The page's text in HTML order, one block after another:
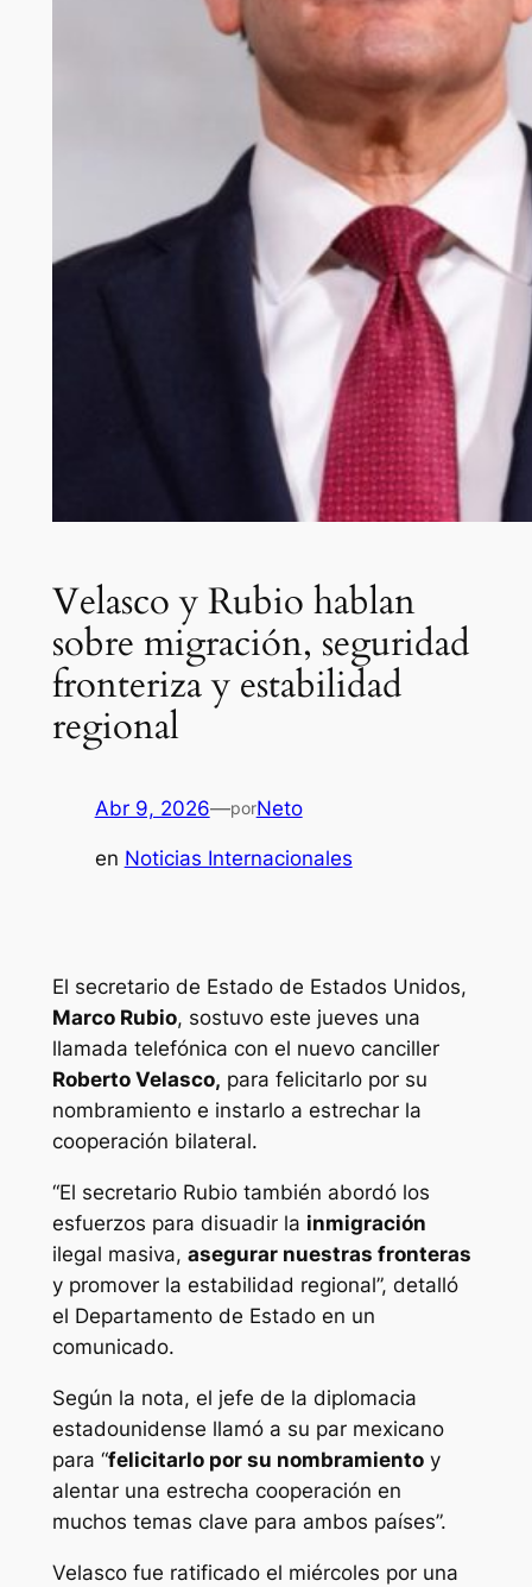
Velasco y Rubio hablan
sobre migración, seguridad
fronteriza y estabilidad
regional
Abr 9, 2026—porNeto
en Noticias Internacionales
El secretario de Estado de Estados Unidos,
Marco Rubio, sostuvo este jueves una
llamada telefónica con el nuevo canciller
Roberto Velasco, para felicitarlo por su
nombramiento e instarlo a estrechar la
cooperación bilateral.
“El secretario Rubio también abordó los
esfuerzos para disuadir la inmigración
ilegal masiva, asegurar nuestras fronteras
y promover la estabilidad regional”, detalló
el Departamento de Estado en un
comunicado.
Según la nota, el jefe de la diplomacia
estadounidense llamó a su par mexicano
para “felicitarlo por su nombramientoy
alentar una estrecha cooperación en
muchos temas clave para ambos países”.
Velasco fue ratificado el miércoles por una